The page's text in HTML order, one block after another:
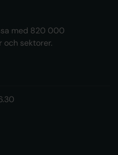
med 820 000
och sektorer.